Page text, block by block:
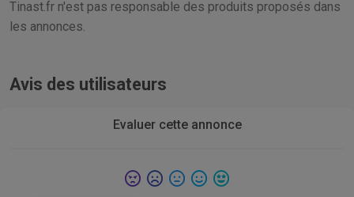
Tinast.fr n'est pas responsable des produits proposés dans
les annonces.
Avis des utilisateurs
Evaluer cette annonce